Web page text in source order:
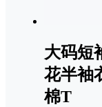
大码短
花半袖
棉T